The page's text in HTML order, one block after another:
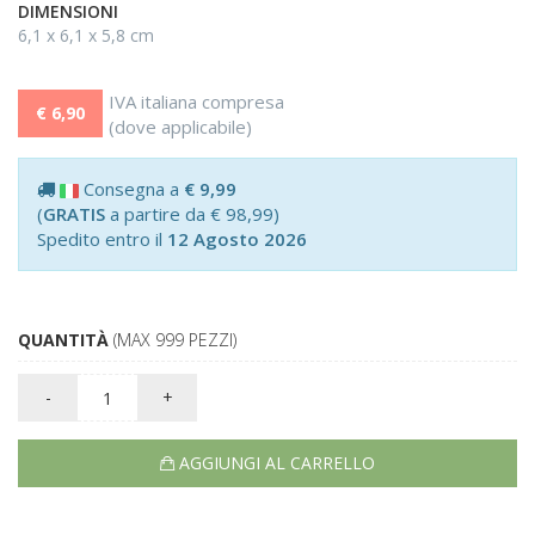
DIMENSIONI
6,1 x 6,1 x 5,8 cm
€ 6,90
IVA italiana compresa
(dove applicabile)
Consegna a € 9,99
(GRATIS a partire da € 98,99)
Spedito entro il 12 Agosto 2026
QUANTITÀ (MAX 999 PEZZI)
- +
AGGIUNGI AL CARRELLO